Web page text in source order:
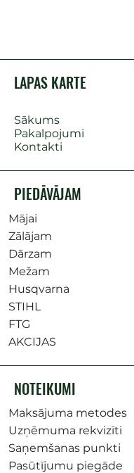
LAPAS KARTE
Sākums
Pakalpojumi
Kontakti
PIEDĀVĀJAM
Mājai
Zālājam
Dārzam
Mežam
Husqvarna
STIHL
FTG
AKCIJAS
NOTEIKUMI
Maksājuma metodes
Uzņēmuma rekvizīti
Saņemšanas punkti
Pasūtījumu piegāde